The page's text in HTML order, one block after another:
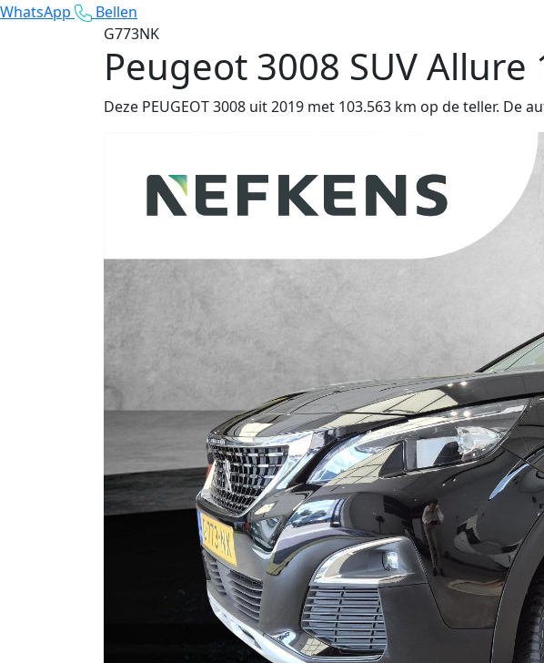
WhatsApp
Bellen
G773NK
Peugeot 3008 SUV
Deze PEUGEOT 3008 uit 2019 met 103.563 km op de teller. De